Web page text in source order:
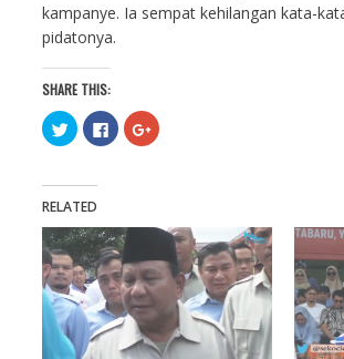
kampanye. Ia sempat kehilangan kata-
pidatonya.
SHARE THIS:
C
l
t
o
s
h
a
r
e
o
n
T
w
i
t
C
l
h
a
r
e
o
n
F
a
c
C
l
h
r
e
o
n
G
o
o
g
RELATED